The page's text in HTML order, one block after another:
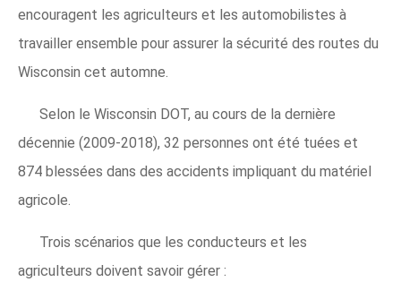
encouragent les agriculteurs et les automobilistes à
travailler ensemble pour assurer la sécurité des routes du
Wisconsin cet automne.
Selon le Wisconsin DOT, au cours de la dernière
décennie (2009-2018), 32 personnes ont été tuées et
874 blessées dans des accidents impliquant du matériel
agricole.
Trois scénarios que les conducteurs et les
agriculteurs doivent savoir gérer :